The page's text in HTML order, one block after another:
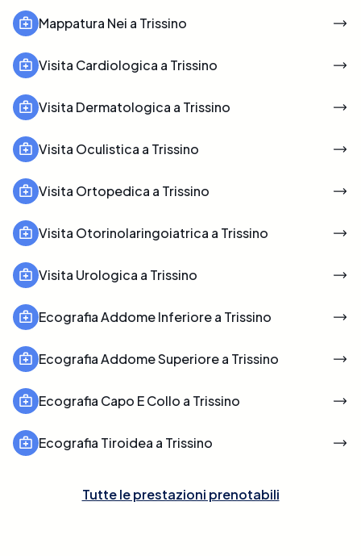
Mappatura Nei a Trissino
Visita Cardiologica a Trissino
Visita Dermatologica a Trissino
Visita Oculistica a Trissino
Visita Ortopedica a Trissino
Visita Otorinolaringoiatrica a Trissino
Visita Urologica a Trissino
Ecografia Addome Inferiore a Trissino
Ecografia Addome Superiore a Trissino
Ecografia Capo E Collo a Trissino
Ecografia Tiroidea a Trissino
Tutte le prestazioni prenotabili